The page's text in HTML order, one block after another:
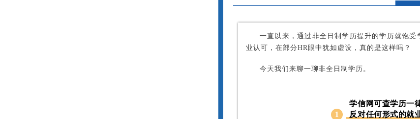
一直以来，通过非全日制学历提升的学历就饱
业认可，在部分HR眼中犹如虚设，真的是这样吗？
今天我们来聊一聊非全日制学历 。
1
学信网可查学历一
反对任何形式的就